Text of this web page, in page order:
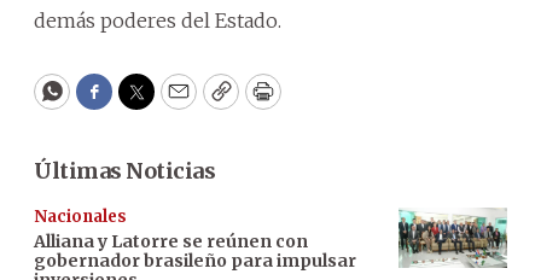
demás poderes del Estado.
WhatsApp
Facebook
Twitter
EmailCopyPrint
Últimas Noticias
Nacionales
Alliana y Latorre se reúnen con
gobernador brasileño para impulsar